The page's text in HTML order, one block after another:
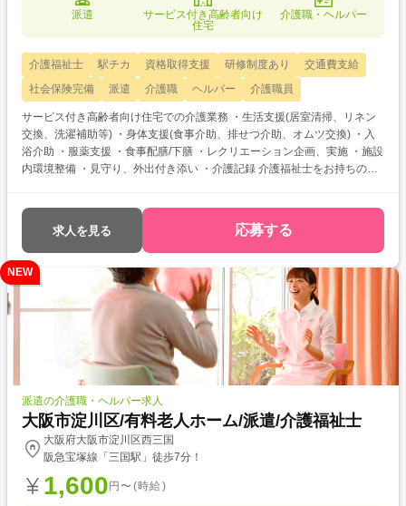
派遣
サービス付き高齢者向け
住宅
介護職・ヘルパー
介護福祉士 駅チカ 資格取得支援 研修制度あり
交通費支給
社会保険完備
派遣 介護職 ヘルパー 介護職員
サービス付き高齢者向け住宅での介護業務 ・生活支援(居室清掃、リネン
交換、洗濯補助等) ・身体支援(食事介助、排せつ介助、オムツ交換) ・入
浴介助 ・服薬支援 ・食事配膳/下膳 ・レクリエーション企画、実施 ・施設
内環境整備 ・見守り、外出付き添い ・介護記録 介護福祉士をお持ちの方
い) ・対人スキルアップ (幅広20代～60代活躍中の職場でコミュニケーシ
ョン力を磨きたい)
求人を見る 応募する
NEW
派遣の介護職・ヘルパー求人
大阪市淀川区/有料老人ホーム/派遣/介護福祉士
大阪府大阪市淀川区西三国
阪急宝塚線「三国駅」徒歩7分！
1,600 円〜(時給)